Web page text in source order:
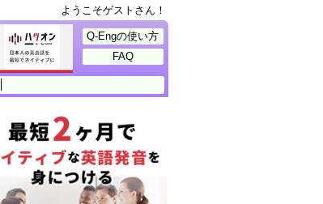
ようこそゲストさん！
Q-Engの使い方
FAQ